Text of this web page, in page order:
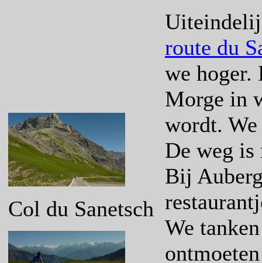
Col du Sanetsch
route du
we hoger.
Morge in
wordt.
De weg is
Bij
We